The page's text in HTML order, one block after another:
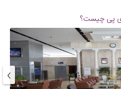
پی چیست؟
›